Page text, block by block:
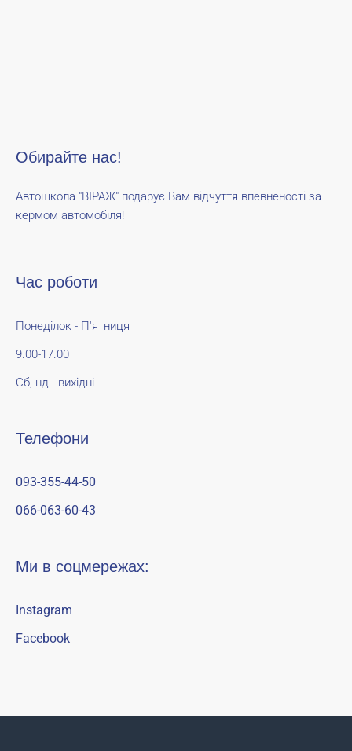
Обирайте нас!
Автошкола "ВІРАЖ" подарує Вам відчуття впевненості за
кермом автомобіля!
Час роботи
Понеділок - П'ятниця
9.00-17.00
Сб, нд - вихідні
Телефони
093-355-44-50
066-063-60-43
Ми в соцмережах:
Instagram
Facebook